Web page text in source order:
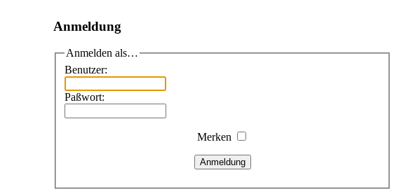
Anmeldung
Anmelden als…
Benutzer:
Paßwort:
Merken
Anmeldung